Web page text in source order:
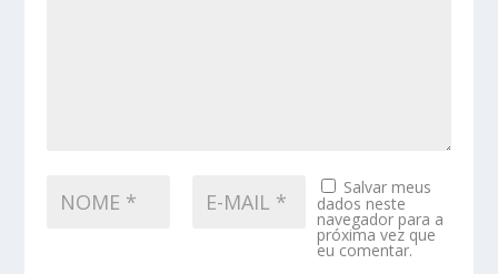
Salvar meus
dados neste
navegador para a
próxima vez que
eu comentar.